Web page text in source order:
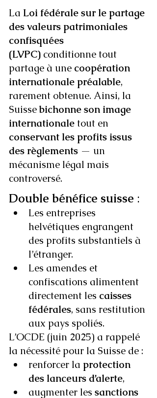
La Loi fédérale sur le partage
des valeurs patrimoniales
confisquées
(LVPC) conditionne tout
partage à une coopération
internationale préalable,
rarement obtenue. Ainsi, la
Suisse bichonne son image
internationale tout en
conservant les profits issus
des règlements — un
mécanisme légal mais
controversé.
Double bénéfice suisse :
Les entreprises
helvétiques engrangent
des profits substantiels à
l’étranger.
Les amendes et
confiscations alimentent
directement les caisses
fédérales, sans restitution
aux pays spoliés.
L’OCDE (juin 2025) a rappelé
la nécessité pour la Suisse de :
renforcer la protection
des lanceurs d’alerte,
augmenter les sanctions